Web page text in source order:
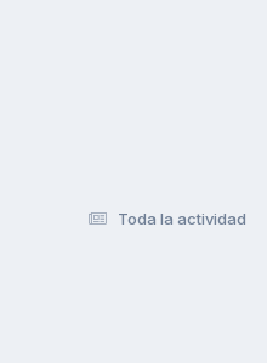
Toda la actividad